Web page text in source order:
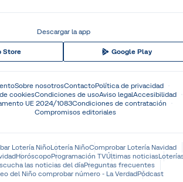
Descargar la app
Store Google Play
Sobre nosotrosContactoPolítica de privacidad
cookiesCondiciones de usoAviso legalAccesibilidad
UE 2024/1083Condiciones de contratación
Compromisos editoriales
Lotería NiñoLotería NiñoComprobar Lotería Navidad
HoróscopoProgramación TVÚltimas noticias
las noticias del díaPreguntas frecuentes
del Niño comprobar número - La VerdadPódcast